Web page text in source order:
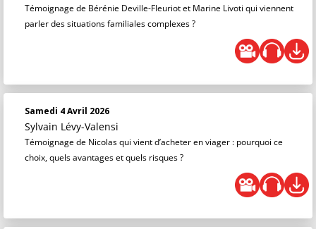
Témoignage de Bérénie Deville-Fleuriot et Marine Livoti qui viennent
parler des situations familiales complexes ?
Samedi 4 Avril 2026
Sylvain Lévy-Valensi
Témoignage de Nicolas qui vient d’acheter en viager : pourquoi ce
choix, quels avantages et quels risques ?